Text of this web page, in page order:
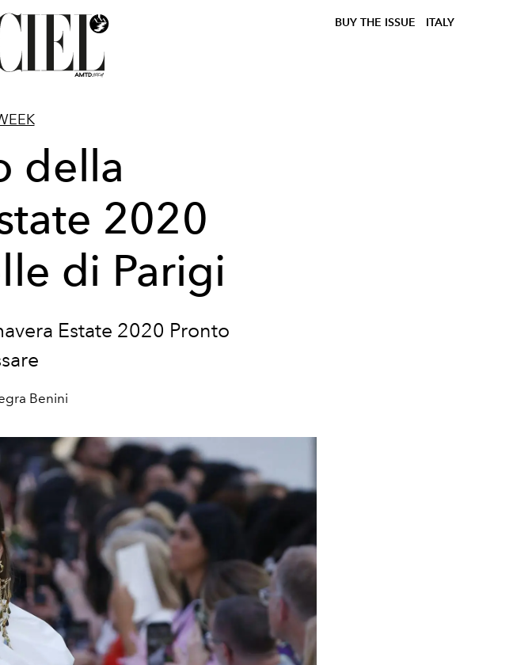
BUY THE ISSUE ITALY
della
2020
di Parigi
Estate 2020 Pronto
Benini